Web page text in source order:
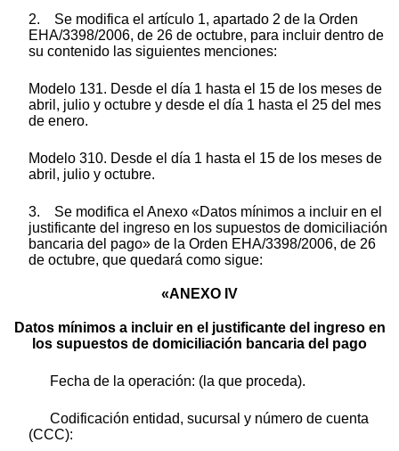
2. Se modifica el artículo 1, apartado 2 de la Orden
EHA/3398/2006, de 26 de octubre, para incluir dentro de
su contenido las siguientes menciones:
Modelo 131. Desde el día 1 hasta el 15 de los meses de
abril, julio y octubre y desde el día 1 hasta el 25 del mes
de enero.
Modelo 310. Desde el día 1 hasta el 15 de los meses de
abril, julio y octubre.
3. Se modifica el Anexo «Datos mínimos a incluir en el
justificante del ingreso en los supuestos de domiciliación
bancaria del pago» de la Orden EHA/3398/2006, de 26
de octubre, que quedará como sigue:
«ANEXO IV
Datos mínimos a incluir en el justificante del ingreso en
los supuestos de domiciliación bancaria del pago
Fecha de la operación: (la que proceda).
Codificación entidad, sucursal y número de cuenta
(CCC):